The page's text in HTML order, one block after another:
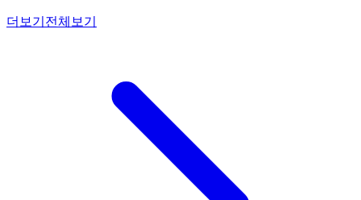
더보기 전체보기